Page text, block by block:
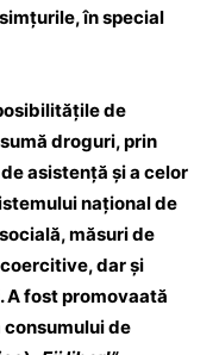
în special
de
droguri, prin
asistență și a celor
național de
măsuri de
dar și
A fost promovaată
de